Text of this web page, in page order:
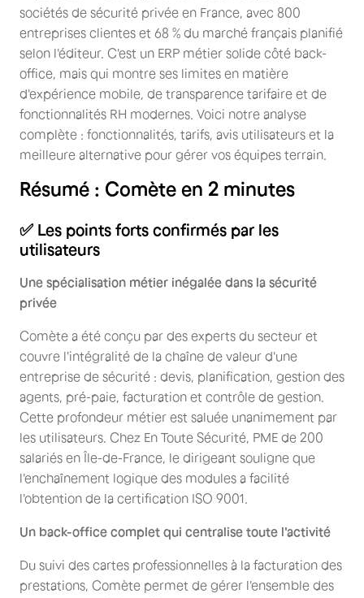
sociétés de sécurité privée en France, avec 800
entreprises clientes et 68 % du marché français planifié
selon l'éditeur. C'est un ERP métier solide côté back-
office, mais qui montre ses limites en matière
d'expérience mobile, de transparence tarifaire et de
fonctionnalités RH modernes. Voici notre analyse
complète : fonctionnalités, tarifs, avis utilisateurs et la
meilleure alternative pour gérer vos équipes terrain.
Résumé : Comète en 2 minutes
✅ Les points forts confirmés par les
utilisateurs
Une spécialisation métier inégalée dans la sécurité
privée
Comète a été conçu par des experts du secteur et
couvre l'intégralité de la chaîne de valeur d'une
entreprise de sécurité : devis, planification, gestion des
agents, pré-paie, facturation et contrôle de gestion.
Cette profondeur métier est saluée unanimement par
les utilisateurs. Chez En Toute Sécurité, PME de 200
salariés en Île-de-France, le dirigeant souligne que
l'enchaînement logique des modules a facilité
l'obtention de la certification ISO 9001.
Un back-office complet qui centralise toute l'activité
Du suivi des cartes professionnelles à la facturation des
prestations, Comète permet de gérer l'ensemble des